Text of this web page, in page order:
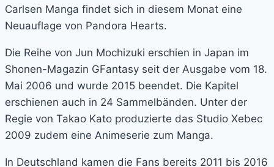
Carlsen Manga findet sich in diesem Monat eine
Neuauflage von Pandora Hearts.
Die Reihe von Jun Mochizuki erschien in Japan im
Shonen-Magazin GFantasy seit der Ausgabe vom 18.
Mai 2006 und wurde 2015 beendet. Die Kapitel
erschienen auch in 24 Sammelbänden. Unter der
Regie von Takao Kato produzierte das Studio Xebec
2009 zudem eine Animeserie zum Manga.
In Deutschland kamen die Fans bereits 2011 bis 2016